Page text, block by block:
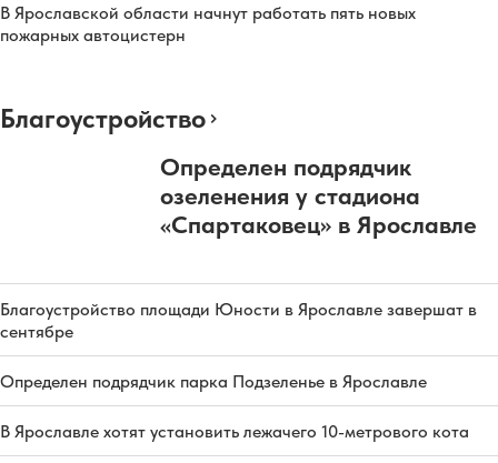
В Ярославской области начнут работать пять новых
пожарных автоцистерн
Благоустройство
Определен подрядчик
озеленения у стадиона
«Спартаковец» в Ярославле
Благоустройство площади Юности в Ярославле завершат в
сентябре
Определен подрядчик парка Подзеленье в Ярославле
В Ярославле хотят установить лежачего 10-метрового кота